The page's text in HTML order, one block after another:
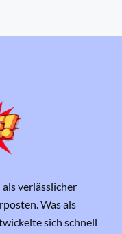
verlässlicher
Was als
sich schnell